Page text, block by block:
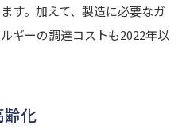
す。加えて、製造に必要なガ
ギーの調達コストも2022年以
齢化